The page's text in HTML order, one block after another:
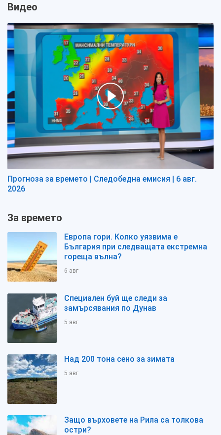
Видео
Прогноза за времето | Следобедна емисия | 6 авг.
2026
За времето
Европа гори. Колко уязвима е
България при следващата екстремна
гореща вълна?
6 авг
Специален буй ще следи за
замърсявания по Дунав
5 авг
Над 200 тона сено за зимата
5 авг
Защо върховете на Рила са толкова
остри?